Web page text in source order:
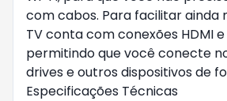
com cabos. Para facilitar ainda
TV conta com conexões HDMI e
permitindo que você conecte
drives e outros dispositivos de
Especificações Técnicas